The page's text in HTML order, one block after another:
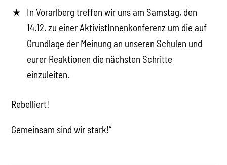
In Vorarlberg treffen wir uns am Samstag, den
14.12. zu einer AktivistInnenkonferenz um die auf
Grundlage der Meinung an unseren Schulen und
eurer Reaktionen die nächsten Schritte
einzuleiten.
Rebelliert!
Gemeinsam sind wir stark!“